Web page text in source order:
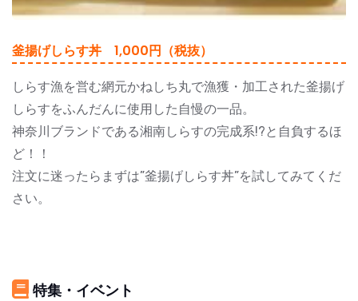
釜揚げしらす丼 1,000円（税抜）
しらす漁を営む網元かねしち丸で漁獲・加工された釜揚げ
しらすをふんだんに使用した自慢の一品。
神奈川ブランドである湘南しらすの完成系!?と自負するほ
ど！！
注文に迷ったらまずは”釜揚げしらす丼”を試してみてくだ
さい。
特集・イベント